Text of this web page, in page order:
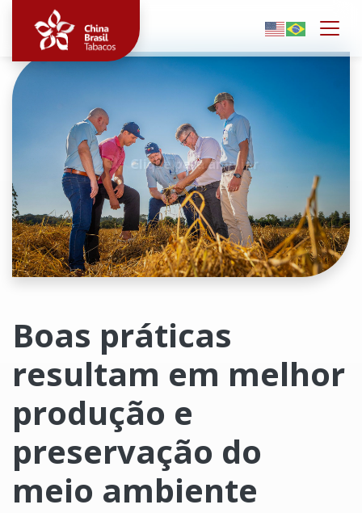
Clique para ampliar
Boas práticas
resultam em melhor
produção e
preservação do
meio ambiente